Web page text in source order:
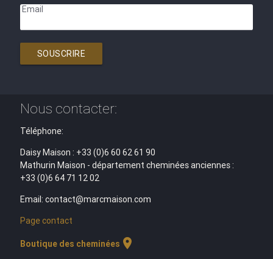
Email
SOUSCRIRE
Nous contacter:
Téléphone:
Daisy Maison : +33 (0)6 60 62 61 90
Mathurin Maison - département cheminées anciennes :
+33 (0)6 64 71 12 02
Email: contact@marcmaison.com
Page contact
Boutique des cheminées location_on